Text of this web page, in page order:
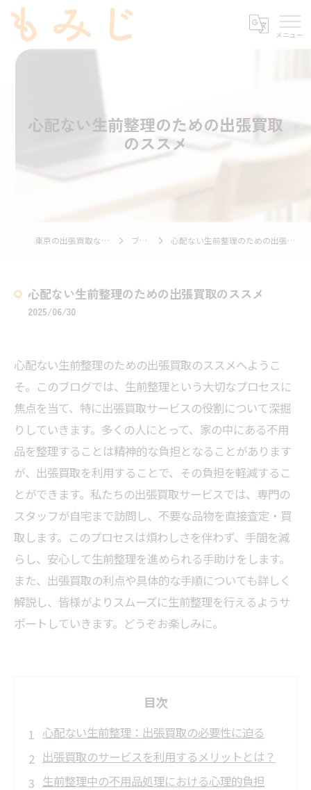
心配ない生前整理のための出張買取
のススメ
東京の出張買取ならもみじ ブログ 心配ない生前整理のための出張買取のススメ
心配ない生前整理のための出張買取のススメ
2025/06/30
心配ない生前整理のための出張買取のススメへようこ
そ。このブログでは、生前整理という大切なプロセスに
焦点を当て、特に出張買取サービスの役割について深掘
りしていきます。多くの人にとって、家の中にある不用
品を整理することは精神的な負担となることがあります
が、出張買取を利用することで、その負担を軽減するこ
とができます。私たちの出張買取サービスでは、専門の
スタッフが自宅まで訪問し、不要な品物を直接査定・買
取します。このプロセスは煩わしさを伴わず、手間を減
らし、安心して生前整理を進められる手助けをします。
また、出張買取の利点や具体的な手順についても詳しく
解説し、皆様がよりスムーズに生前整理を行えるようサ
ポートしていきます。どうぞお楽しみに。
目次
心配ない生前整理：出張買取の必要性に迫る
出張買取のサービスを利用するメリットとは？
生前整理中の不用品処理における心理的負担